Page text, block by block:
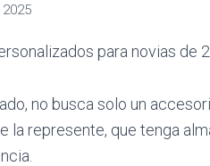
no busca solo un
la represente, que tenga